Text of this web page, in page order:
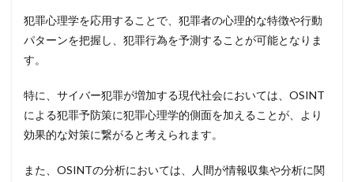
犯罪心理学を応用することで、犯罪者の心理的な特徴や行動
パターンを把握し、犯罪行為を予測することが可能となりま
す。
特に、サイバー犯罪が増加する現代社会においては、OSINT
による犯罪予防策に犯罪心理学的側面を加えることが、より
効果的な対策に繋がると考えられます。
また、OSINTの分析においては、人間が情報収集や分析に関